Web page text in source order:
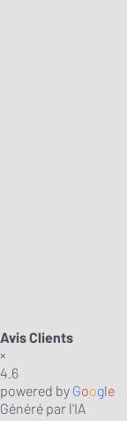
Avis Clients
×
4.6
powered by Google
Généré par l'IA